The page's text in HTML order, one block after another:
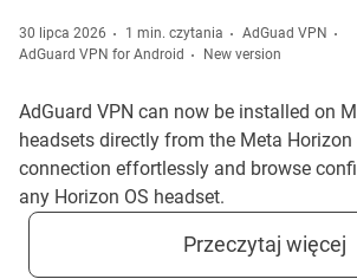
30 lipca 2026 1 min. czytania
AdGuad VPN
AdGuard VPN for Android
New version
AdGuard VPN can now be installed on
headsets directly from the Meta
connection effortlessly and browse
any Horizon OS headset.
Przeczytaj więcej